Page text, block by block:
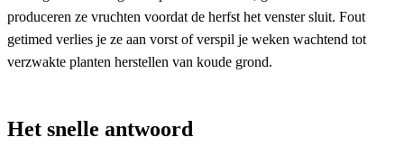
produceren ze vruchten voordat de herfst het venster sluit. Fout
getimed verlies je ze aan vorst of verspil je weken wachtend tot
verzwakte planten herstellen van koude grond.
Het snelle antwoord